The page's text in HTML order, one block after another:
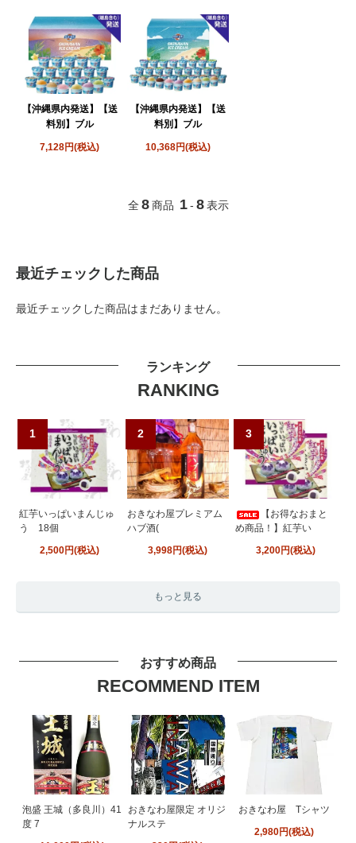
【沖縄県内発送】【送
料別】ブル
7,128円(税込)
【沖縄県内発送】【送
料別】ブル
10,368円(税込)
全 8 商品 1 - 8 表示
最近チェックした商品
最近チェックした商品はまだありません。
ランキング
RANKING
1
紅芋いっぱいまんじゅ
う 18個
2,500円(税込)
2
おきなわ屋プレミアム
ハブ酒(
3,998円(税込)
3
【お得なおまと
め商品！】紅芋い
3,200円(税込)
もっと見る
おすすめ商品
RECOMMEND ITEM
泡盛 王城（多良川）41
度 7
おきなわ屋限定 オリジ
ナルステ
おきなわ屋 Tシャツ
2,980円(税込)